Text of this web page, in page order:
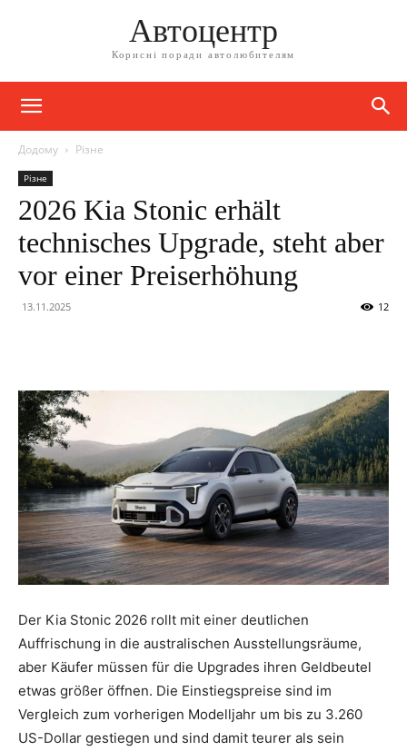
Автоцентр
Корисні поради автолюбителям
Додому Різне
Різне
2026 Kia Stonic erhält
technisches Upgrade, steht aber
vor einer Preiserhöhung
13.11.2025 12
Der Kia Stonic 2026 rollt mit einer deutlichen
Auffrischung in die australischen Ausstellungsräume,
aber Käufer müssen für die Upgrades ihren Geldbeutel
etwas größer öffnen. Die Einstiegspreise sind im
Vergleich zum vorherigen Modelljahr um bis zu 3.260
US-Dollar gestiegen und sind damit teurer als sein